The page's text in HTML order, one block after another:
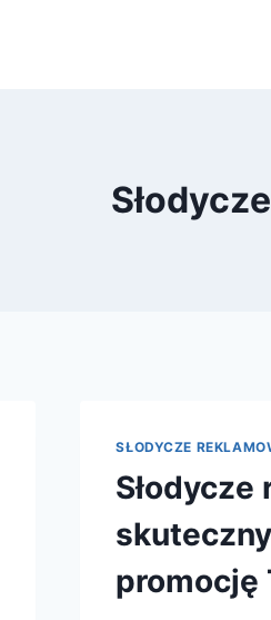
SŁODYCZE
Słodycze
promocję